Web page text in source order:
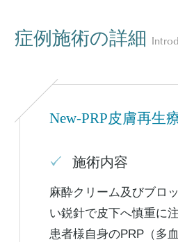
症例施術の詳細
New-PRP皮膚再生
施術内容
麻酔クリーム及びブロ
い鋭針で皮下へ慎重に
患者様自身のPRP（多